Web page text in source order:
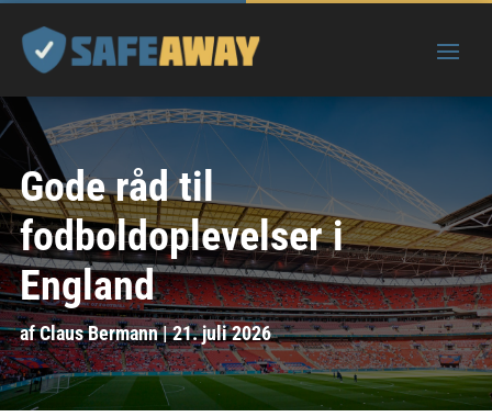
Gode råd til
fodboldoplevelser i
England
afClaus Bermann|21. juli 2026